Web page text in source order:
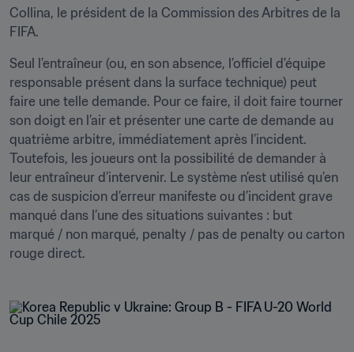
Collina, le président de la Commission des Arbitres de la
FIFA.
Seul l’entraîneur (ou, en son absence, l’officiel d'équipe
responsable présent dans la surface technique) peut
faire une telle demande. Pour ce faire, il doit faire tourner
son doigt en l’air et présenter une carte de demande au
quatrième arbitre, immédiatement après l’incident.
Toutefois, les joueurs ont la possibilité de demander à
leur entraîneur d’intervenir. Le système n’est utilisé qu’en
cas de suspicion d’erreur manifeste ou d’incident grave
manqué dans l’une des situations suivantes : but
marqué / non marqué, penalty / pas de penalty ou carton
rouge direct.